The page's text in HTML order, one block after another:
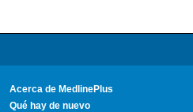
Acerca de MedlinePlus
Qué hay de nuevo